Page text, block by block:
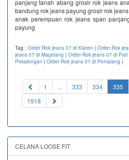
panjang tanah abang grosir rok jeans
bandung rok jeans payung grosir rok
anak perempuan rok jeans span
payung
Tag : Order Rok jeans 07 di Klaten | Order Rok
jeans 07 di Magelang | Order Rok jeans 07 di Pati
Pekalongan | Order Rok jeans 07 di Pemalang |
1 ... 333 334 335
1918
CELANA LOOSE FIT